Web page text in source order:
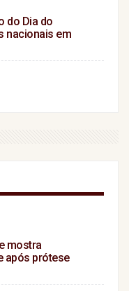
do Dia do
nacionais em
mostra
após prótese